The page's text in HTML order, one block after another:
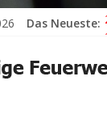
Das Neueste: